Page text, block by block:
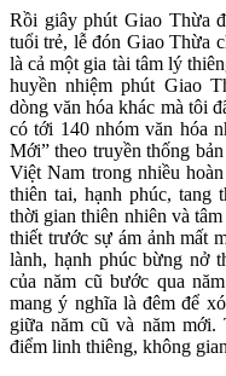
Rồi giây phút Giao Thừa
tuổi trẻ, lễ đón Giao Thừa
là cả một gia tài tâm lý
huyền nhiệm phút Giao
dòng văn hóa khác mà tôi
có tới 140 nhóm văn hóa
Mới” theo truyền thống
Việt Nam trong nhiều
thiên tai, hạnh phúc,
thời gian thiên nhiên và
thiết trước sự ám ảnh mất
lành, hạnh phúc bừng nở
của năm cũ bước qua
mang ý nghĩa là đêm để
giữa năm cũ và năm mới.
điểm linh thiêng, không